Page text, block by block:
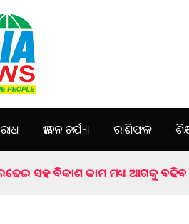
ଜୀବନ ଚର୍ଯ୍ୟା ରାଶିଫଳ
ସହ ବିକାଶ କାମ ମଧ୍ୟ ଆଗକୁ ବଢିବ –